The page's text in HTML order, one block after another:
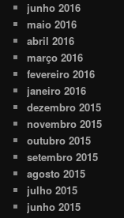
junho 2016
maio 2016
abril 2016
março 2016
fevereiro 2016
janeiro 2016
dezembro 2015
novembro 2015
outubro 2015
setembro 2015
agosto 2015
julho 2015
junho 2015